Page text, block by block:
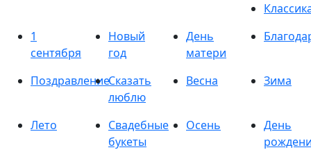
1
сентября
Новый
год
День
матери
ПоздравлениеСказать
люблю
Весна Зима
Лето
Свадебные
букеты
Осень
День